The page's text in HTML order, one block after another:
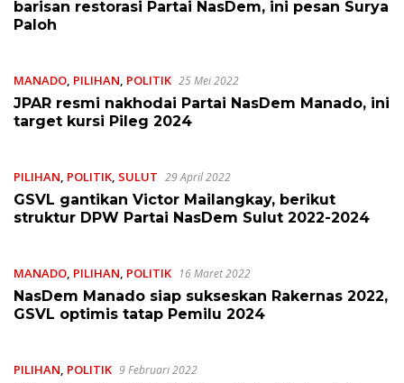
barisan restorasi Partai NasDem, ini pesan Surya
Paloh
MANADO, PILIHAN, POLITIK 25 Mei 2022
JPAR resmi nakhodai Partai NasDem Manado, ini
target kursi Pileg 2024
PILIHAN, POLITIK, SULUT 29 April 2022
GSVL gantikan Victor Mailangkay, berikut
struktur DPW Partai NasDem Sulut 2022-2024
MANADO, PILIHAN, POLITIK 16 Maret 2022
NasDem Manado siap sukseskan Rakernas 2022,
GSVL optimis tatap Pemilu 2024
PILIHAN, POLITIK 9 Februari 2022